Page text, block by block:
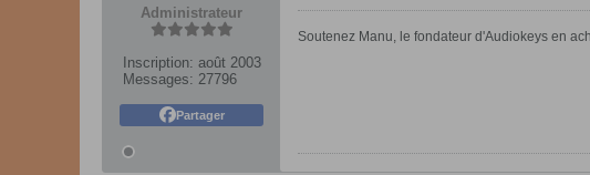
Administrateur
Inscription: août 2003
Messages: 27796
Partager
Soutenez Manu, le fondateur d'Audiokeys en